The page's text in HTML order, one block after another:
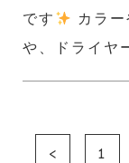
です
カラ
や、ドライヤ
< 1